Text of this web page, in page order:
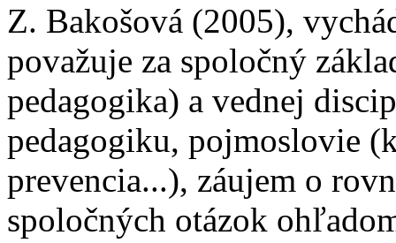
Z. Bakošová (2005),
považuje za spoločný
pedagogika) a vednej
pedagogiku, pojmoslovie
prevencia...), záujem o
spoločných otázok